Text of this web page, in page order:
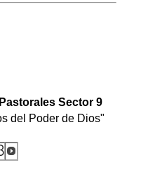
Sector 9
del Poder de Dios"